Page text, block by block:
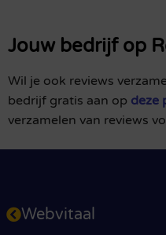
Jouw bedrijf op
Wil je ook reviews
bedrijf gratis aan op deze
verzamelen van reviews
Webvitaal